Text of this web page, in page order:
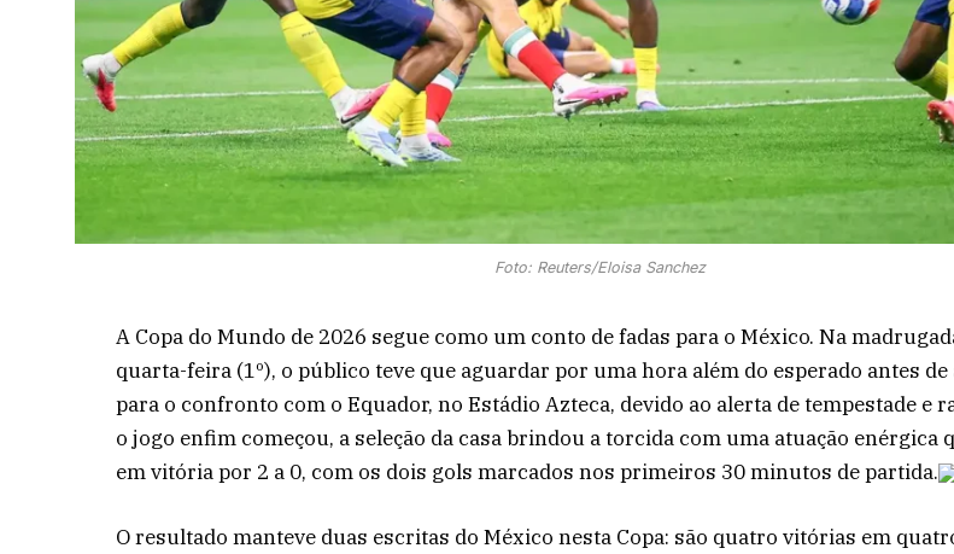
Foto: Reuters/Eloisa Sanchez
A Copa do Mundo de 2026 segue como um conto de fadas para o México. Na
quarta-feira (1º), o público teve que aguardar por uma hora além do esperado antes
para o confronto com o Equador, no Estádio Azteca, devido ao alerta de tempestade e
o jogo enfim começou, a seleção da casa brindou a torcida com uma atuação enérgica
em vitória por 2 a 0, com os dois gols marcados nos primeiros 30 minutos de partida.
O resultado manteve duas escritas do México nesta Copa: são quatro vitórias em